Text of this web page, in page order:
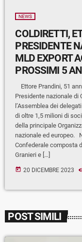
NEWS
COLDIRETTI,
PRESIDENTE
MLD EXPORT
PROSSIMI 5
Ettore Prandini, 51
Presidente nazionale di
l’Assemblea dei
di oltre 1,5 milioni di
della principale
nazionale ed europeo.
Confederale composta
Granieri e […]
today 20 DICEMBRE 2023
POST SIMILI